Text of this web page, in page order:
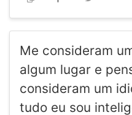
Me consideram
algum lugar e
consideram um
tudo eu sou